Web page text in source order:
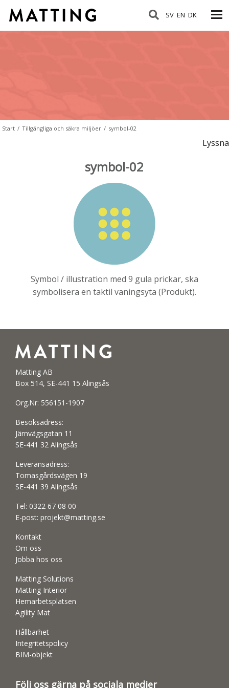
SV EN DK
Start / Tillgängliga och säkra miljöer / symbol-02
Lyssna
symbol-02
Symbol / illustration med 9 gula prickar, ska
symbolisera en taktil vaningsyta (Produkt).
Matting AB
Box 514, SE-441 15 Alingsås
Org.Nr: 556151-1907
Besöksadress:
Järnvägsgatan 11
SE-441 32 Alingsås
Leveransadress:
Tomasgårdsvägen 19
SE-441 39 Alingsås
Tel: 0322 67 08 00
E-post: projekt@matting.se
Kontakt
Om oss
Jobba hos oss
Matting Solutions
Matting Interior
Hemarbetsplatsen
Agility Mat
Hållbarhet
Integritetspolicy
BIM-objekt
Följ oss gärna på sociala medier